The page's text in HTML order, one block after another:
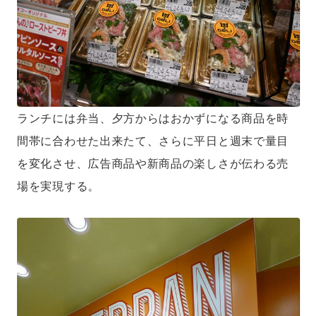
ランチには弁当、夕方からはおかずになる商品を時
間帯に合わせた出来たて、さらに平日と週末で量目
を変化させ、広告商品や新商品の楽しさが伝わる売
場を実現する。